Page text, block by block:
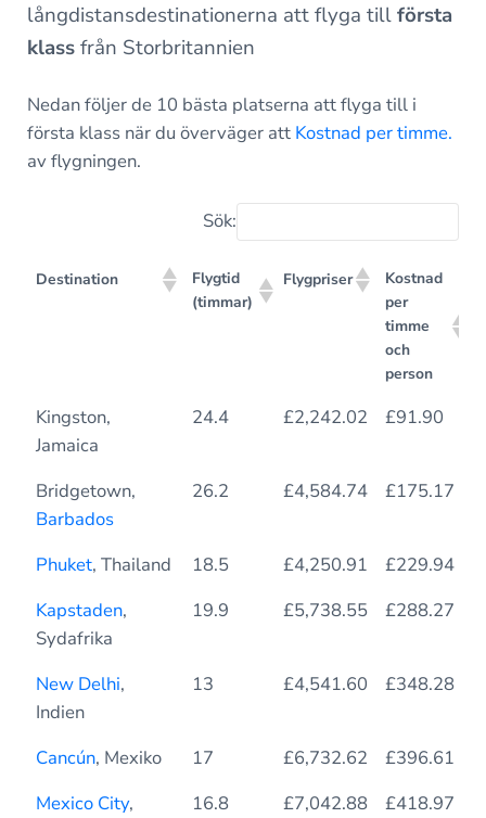
långdistansdestinationerna att flyga tillförsta
klassfrån Storbritannien
Nedan följer de 10 bästa platserna att flyga till i
första klass när du överväger att Kostnad per timme.
av flygningen.
Sök:
Destination
Flygtid
(timmar)
Flygpriser
Kostnad
per
timme
och
person
Destination
Flygtid
Flygpriser
Kostnad
person
Kingston,
Jamaica
24.4 £2,242.02 £91.90
Bridgetown,
Barbados
26.2 £4,584.74 £175.17
Phuket, Thailand 18.5 £4,250.91
£229.94
Kapstaden,
Sydafrika
19.9 £5,738.55 £288.27
New Delhi,
Indien
13 £4,541.60 £348.28
Cancún, Mexiko 17 £6,732.62
£396.61
Mexico City,
16.8 £7,042.88 £418.97